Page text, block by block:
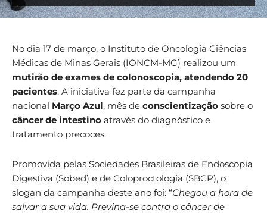
No dia 17 de março, o Instituto de Oncologia Ciências
Médicas de Minas Gerais (IONCM-MG) realizou um
mutirão de exames de colonoscopia, atendendo 20
pacientes. A iniciativa fez parte da campanha
nacional Março Azul, mês de conscientização sobre o
câncer de intestino através do diagnóstico e
tratamento precoces.
Promovida pelas Sociedades Brasileiras de Endoscopia
Digestiva (Sobed) e de Coloproctologia (SBCP), o
slogan da campanha deste ano foi: “Chegou a hora de
salvar a sua vida. Previna-se contra o câncer de